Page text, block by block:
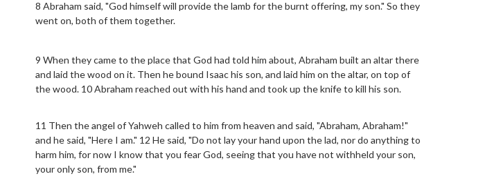
8 Abraham said, "God himself will provide the lamb for the burnt offering, my son." So they
went on, both of them together.
9 When they came to the place that God had told him about, Abraham built an altar there
and laid the wood on it. Then he bound Isaac his son, and laid him on the altar, on top of
the wood. 10 Abraham reached out with his hand and took up the knife to kill his son.
11 Then the angel of Yahweh called to him from heaven and said, "Abraham, Abraham!"
and he said, "Here I am." 12 He said, "Do not lay your hand upon the lad, nor do anything to
harm him, for now I know that you fear God, seeing that you have not withheld your son,
your only son, from me."